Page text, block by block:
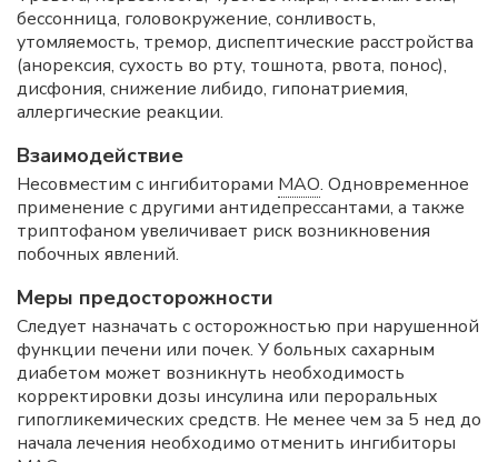
бессонница, головокружение, сонливость,
утомляемость, тремор, диспептические расстройства
(анорексия, сухость во рту, тошнота, рвота, понос),
дисфония, снижение либидо, гипонатриемия,
аллергические реакции.
Взаимодействие
Несовместим с ингибиторами МАО. Одновременное
применение с другими антидепрессантами, а также
триптофаном увеличивает риск возникновения
побочных явлений.
Меры предосторожности
Следует назначать с осторожностью при нарушенной
функции печени или почек. У больных сахарным
диабетом может возникнуть необходимость
корректировки дозы инсулина или пероральных
гипогликемических средств. Не менее чем за 5 нед до
начала лечения необходимо отменить ингибиторы